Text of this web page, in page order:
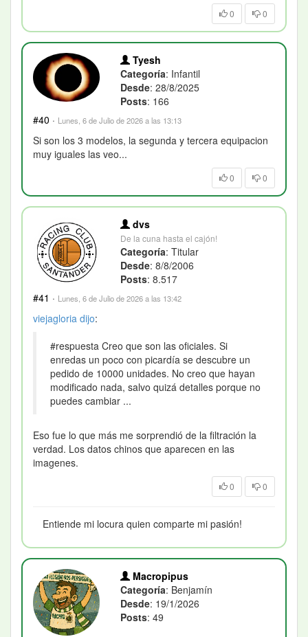
0 0
Tyesh
Categoría: Infantil
Desde: 28/8/2025
Posts: 166
#40 · Lunes, 6 de Julio de 2026 a las 13:13
Si son los 3 modelos, la segunda y tercera equipacion
muy iguales las veo...
0 0
dvs
De la cuna hasta el cajón!
Categoría: Titular
Desde: 8/8/2006
Posts: 8.517
#41 · Lunes, 6 de Julio de 2026 a las 13:42
viejagloria dijo:
#respuesta Creo que son las oficiales. Si
enredas un poco con picardía se descubre un
pedido de 10000 unidades. No creo que hayan
modificado nada, salvo quizá detalles porque no
puedes cambiar ...
Eso fue lo que más me sorprendió de la filtración la
verdad. Los datos chinos que aparecen en las
imagenes.
0 0
Entiende mi locura quien comparte mi pasión!
Macropipus
Categoría: Benjamín
Desde: 19/1/2026
Posts: 49